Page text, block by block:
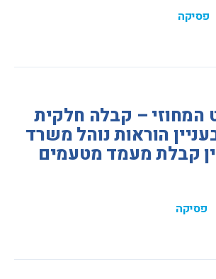
פסיקה
– קבלה חלקית
הוראות נוהל משרד
קבלת מעמד מטעמים
פסיקה